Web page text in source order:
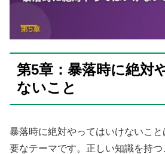
第5章：暴落時に絶対
ないこと
暴落時に絶対やってはいけないこ
要なテーマです。正しい知識を持